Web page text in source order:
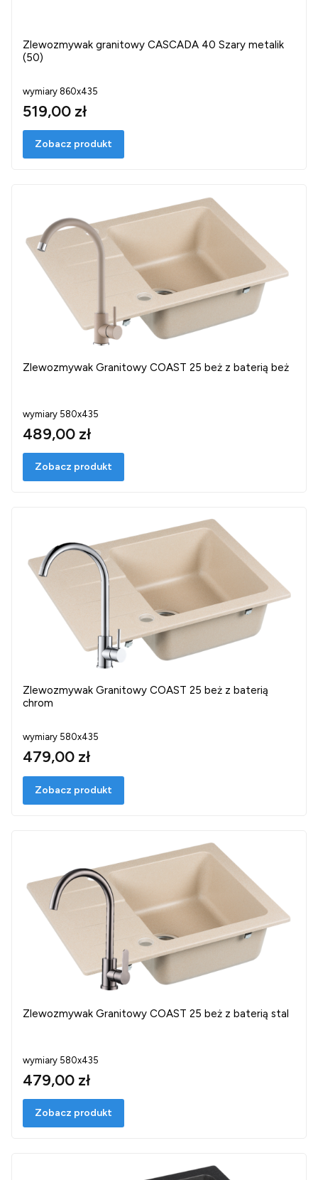
Zlewozmywak granitowy CASCADA 40 Szary metalik
(50)
wymiary 860x435
519,00 zł
Zobacz produkt
Zlewozmywak Granitowy COAST 25 beż z baterią beż
wymiary 580x435
489,00 zł
Zobacz produkt
Zlewozmywak Granitowy COAST 25 beż z baterią
chrom
wymiary 580x435
479,00 zł
Zobacz produkt
Zlewozmywak Granitowy COAST 25 beż z baterią stal
wymiary 580x435
479,00 zł
Zobacz produkt